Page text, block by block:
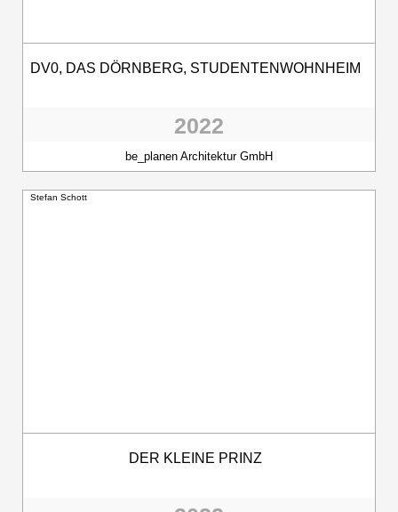
DV0, DAS DÖRNBERG, STUDENTENWOHNHEIM
2022
be_planen Architektur GmbH
Stefan Schott
DER KLEINE PRINZ